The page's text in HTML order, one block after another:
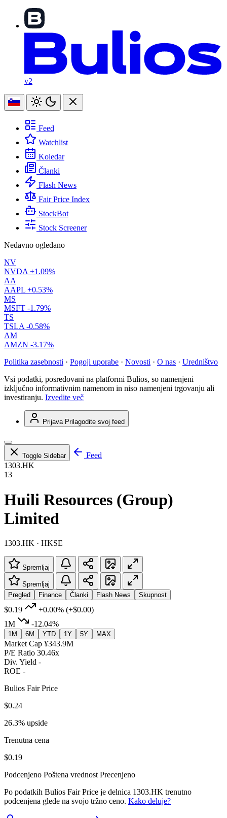
v2
Feed
Watchlist
Koledar
Članki
Flash News
Fair Price Index
StockBot
Stock Screener
Nedavno ogledano
NV
NVDA +1.09%
AA
AAPL +0.53%
MS
MSFT -1.79%
TS
TSLA -0.58%
AM
AMZN -3.17%
Politika zasebnosti · Pogoji uporabe · Novosti · O nas · Uredništvo
Vsi podatki, posredovani na platformi Bulios, so namenjeni
izključno informativnim namenom in niso namenjeni trgovanju ali
investiranju. Izvedite več
Prijava Prilagodite svoj feed
Toggle Sidebar
Feed
1303.HK
13
Huili Resources (Group)
Limited
1303.HK · HKSE
Spremljaj
Spremljaj
Pregled
Finance Članki Flash News Skupnost
$0.19 +0.00% (+$0.00)
1M
-12.04%
1M 6M YTD 1Y 5Y MAX
Market Cap ¥343.9M
P/E Ratio 30.46x
Div. Yield -
ROE -
Bulios Fair Price
$0.24
26.3% upside
Trenutna cena
$0.19
Podcenjeno Poštena vrednost Precenjeno
Po podatkih Bulios Fair Price je delnica 1303.HK trenutno
podcenjena glede na svojo tržno ceno. Kako deluje?